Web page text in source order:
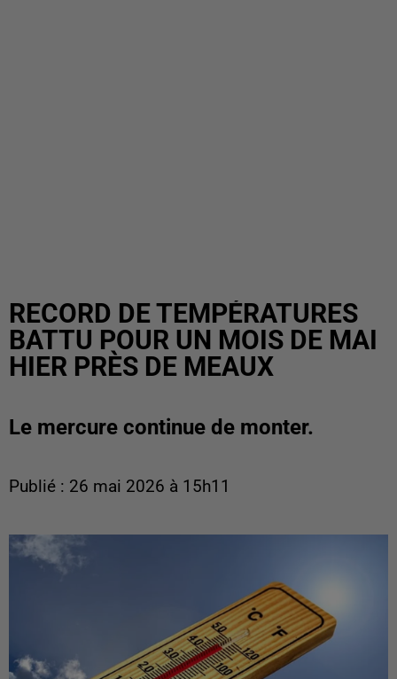
RECORD DE TEMPÉRATURES
BATTU POUR UN MOIS DE MAI
HIER PRÈS DE MEAUX
Le mercure continue de monter.
Publié : 26 mai 2026 à 15h11